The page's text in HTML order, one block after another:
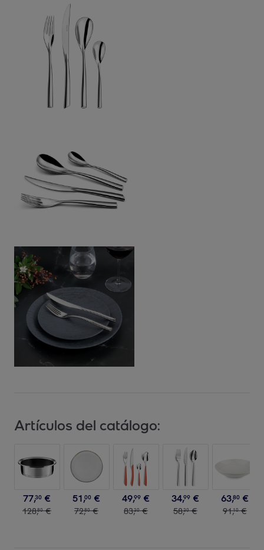
Artículos del catálogo:
77,30 €
128,80 €
51,00 €
72,80 €
49,99 €
83,30 €
34,99 €
58,30 €
63,80 €
91,10 €